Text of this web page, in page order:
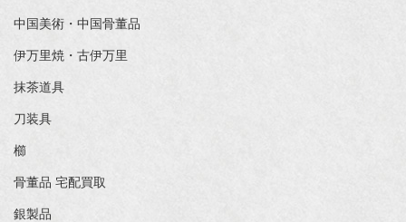
中国美術・中国骨董品
伊万里焼・古伊万里
抹茶道具
刀装具
櫛
骨董品 宅配買取
銀製品